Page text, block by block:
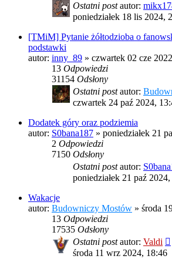
Ostatni postautor:
poniedziałek 18 lis 2024,
[TMiM] Pytanie żółtodzioba o
podstawki
autor: inny_89 » czwartek 02 cze
13 Odpowiedzi
31154 Odsłony
Ostatni postautor:
czwartek 24 paź 2024,
Dodatek góry oraz podziemia
autor: S0bana187 » poniedziałek 21
2 Odpowiedzi
7150 Odsłony
Ostatni postautor:
poniedziałek 21 paź
Wakacje
autor: Budowniczy Mostów » środa
13 Odpowiedzi
17535 Odsłony
Ostatni postautor: Valdi
środa 11 wrz 2024, 18:46